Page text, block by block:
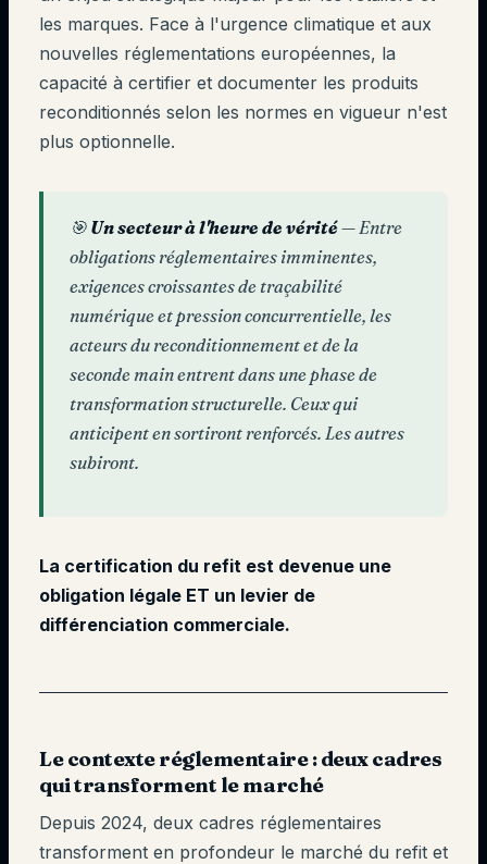
les marques. Face à l'urgence climatique et aux
nouvelles réglementations européennes, la
capacité à certifier et documenter les produits
reconditionnés selon les normes en vigueur n'est
plus optionnelle.
🎯 Un secteur à l'heure de vérité— Entre
obligations réglementaires imminentes,
exigences croissantes de traçabilité
numérique et pression concurrentielle, les
acteurs du reconditionnement et de la
seconde main entrent dans une phase de
transformation structurelle. Ceux qui
anticipent en sortiront renforcés. Les autres
subiront.
La certification du refit est devenue une
obligation légale ET un levier de
différenciation commerciale.
Le contexte réglementaire : deux cadres
qui transforment le marché
Depuis 2024, deux cadres réglementaires
transforment en profondeur le marché du refit et